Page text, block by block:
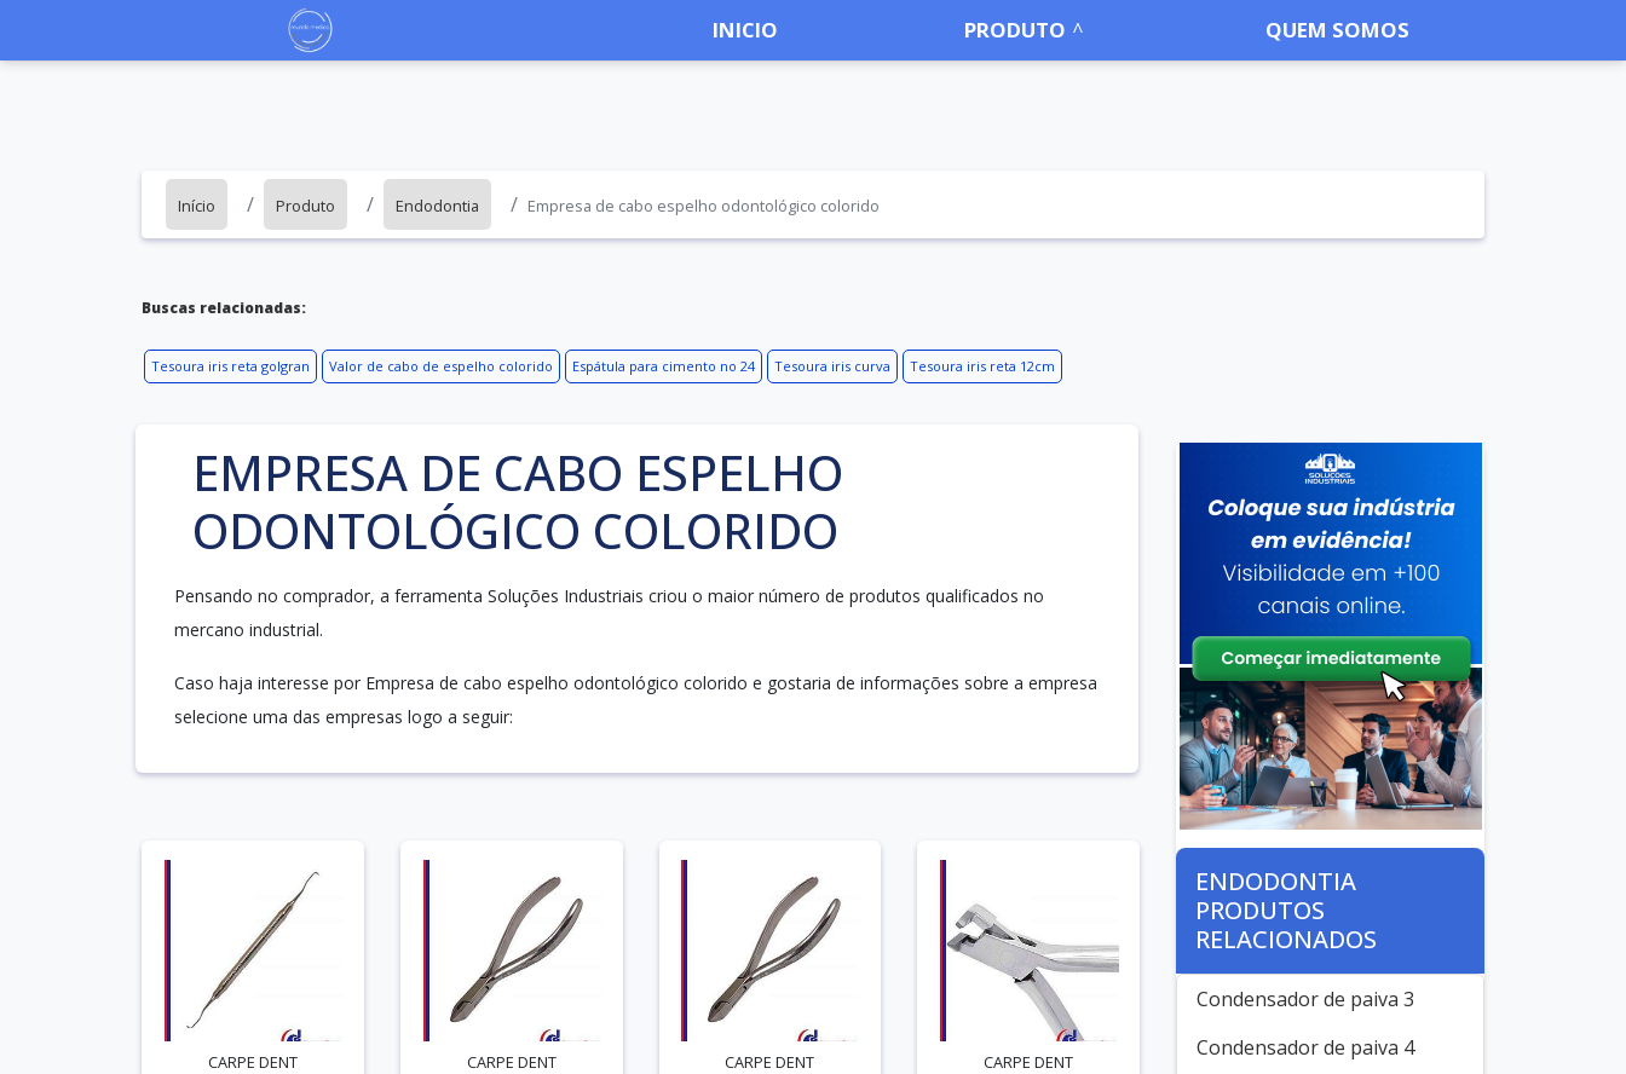
INICIO PRODUTO QUEM SOMOS
Início Produto Endodontia Empresa de cabo espelho odontológico colorido
Buscas relacionadas:
Tesoura iris reta golgran Valor de cabo de espelho colorido Espátula para cimento no 24 Tesoura iris curva Tesoura iris reta 12cm
EMPRESA DE CABO ESPELHO
ODONTOLÓGICO COLORIDO
Pensando no comprador, a ferramenta Soluções Industriais criou o maior número de produtos qualificados no
mercano industrial.
Caso haja interesse por Empresa de cabo espelho odontológico colorido e gostaria de informações sobre a empresa
selecione uma das empresas logo a seguir:
CARPE DENT
CARPE DENT
CARPE DENT
CARPE DENT
ENDODONTIA
PRODUTOS
RELACIONADOS
Condensador de paiva 3
Condensador de paiva 4